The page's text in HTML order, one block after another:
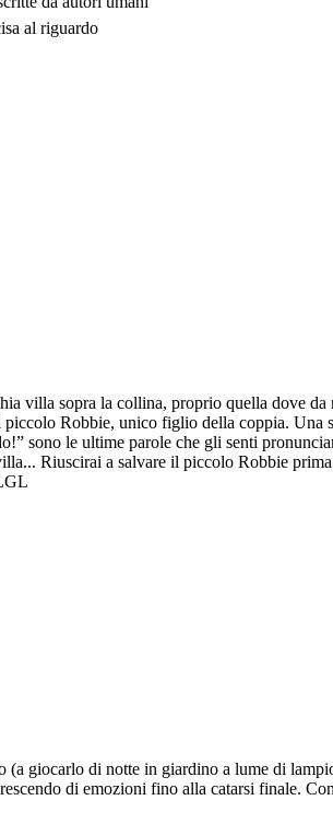
al riguardo
villa sopra la collina, proprio quella dove da
Robbie, unico figlio della coppia. Una
sono le ultime parole che gli senti
Riuscirai a salvare il piccolo Robbie
giocarlo di notte in giardino a lume di
di emozioni fino alla catarsi finale.